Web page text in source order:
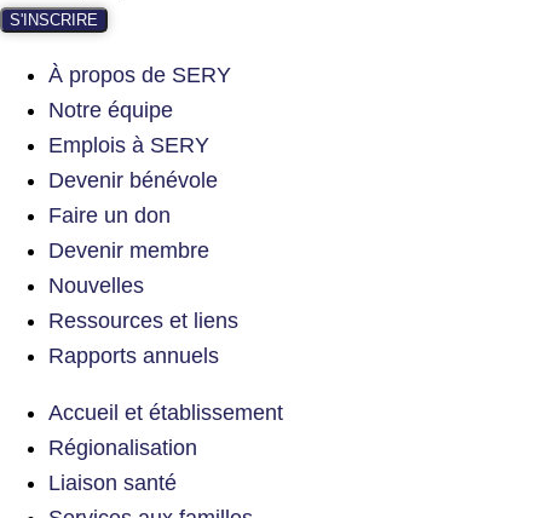
S'INSCRIRE
À propos de SERY
Notre équipe
Emplois à SERY
Devenir bénévole
Faire un don
Devenir membre
Nouvelles
Ressources et liens
Rapports annuels
Accueil et établissement
Régionalisation
Liaison santé